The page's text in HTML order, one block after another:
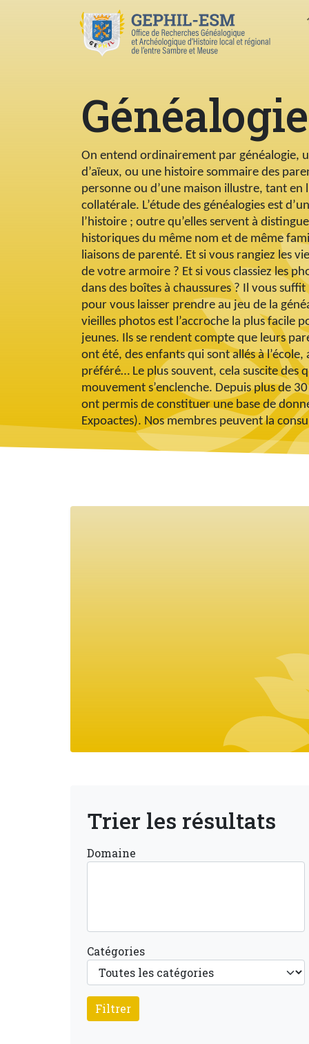
Aller au contenu principal
Généalogie
On entend ordinairement par généalogie,
d’aïeux, ou une histoire sommaire des
personne ou d’une maison illustre, tant en
collatérale. L’étude des généalogies est
l’histoire ; outre qu’elles servent à
historiques du même nom et de même
liaisons de parenté. Et si vous rangiez les
de votre armoire ? Et si vous classiez les
dans des boîtes à chaussures ? Il vous
pour vous laisser prendre au jeu de la
vieilles photos est l’accroche la plus facile
jeunes. Ils se rendent compte que leurs
ont été, des enfants qui sont allés à
préféré… Le plus souvent, cela suscite des
mouvement s’enclenche. Depuis plus de
ont permis de constituer une base de
Expoactes). Nos membres peuvent la
Accès complet aux
Trier les résultats
Domaine
Catégories